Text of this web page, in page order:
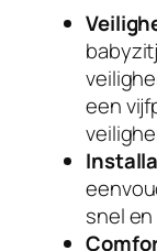
een
snel